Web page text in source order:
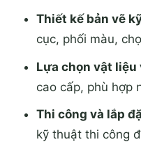
Thiết kế bản vẽ
cục, phối màu,
Lựa chọn vật liệu
cao cấp, phù hợp
Thi công và lắp
kỹ thuật thi công